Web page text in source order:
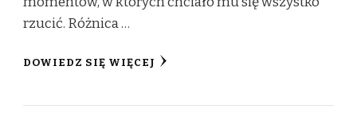
rzucić. Różnica …
DOWIEDZ SIĘ WIĘCEJ